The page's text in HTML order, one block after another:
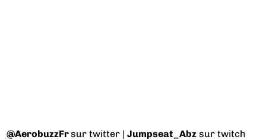
@AerobuzzFrsur twitter |Jumpseat_Abz sur twitch